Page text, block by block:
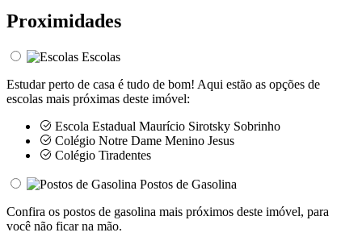
Proximidades
Escolas
Estudar perto de casa é tudo de bom! Aqui estão as opções de
escolas mais próximas deste imóvel:
Escola Estadual Maurício Sirotsky Sobrinho
Colégio Notre Dame Menino Jesus
Colégio Tiradentes
Postos de Gasolina
Confira os postos de gasolina mais próximos deste imóvel, para
você não ficar na mão.